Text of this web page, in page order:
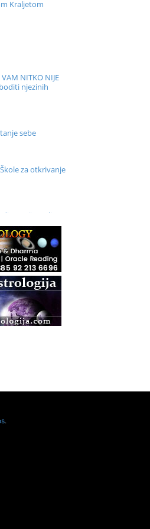
Kraljetom
NITKO NIJE
njezinih
sebe
za otkrivanje
Online –
i Online
pranom (Basic
.